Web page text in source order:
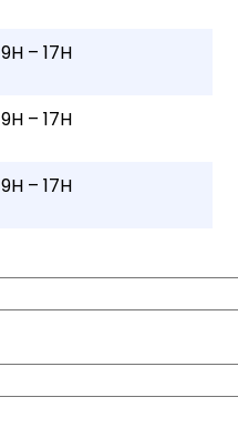
9H – 17H
9H – 17H
9H – 17H